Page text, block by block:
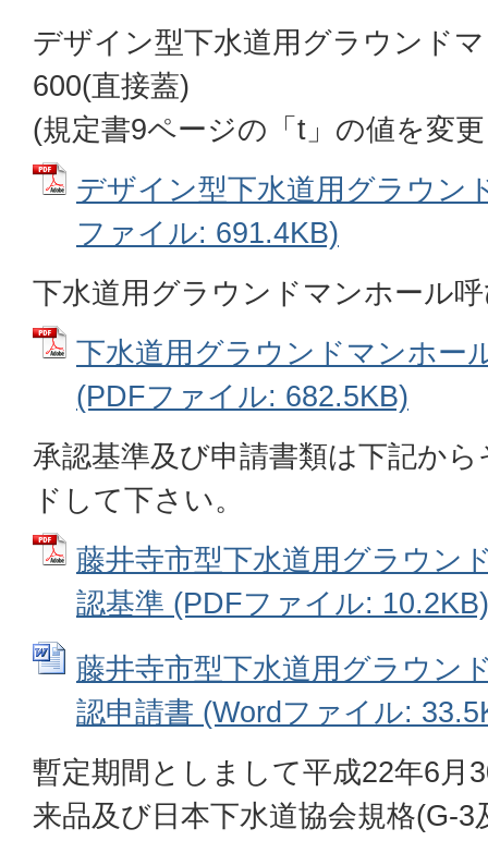
デザイン型下水道用グラウンド
600(直接蓋)
(規定書9ページの「t」の値を変
デザイン型下水道用グラウン
ファイル: 691.4KB)
下水道用グラウンドマンホール
下水道用グラウンドマンホー
(PDFファイル: 682.5KB)
承認基準及び申請書類は下記か
ドして下さい。
藤井寺市型下水道用グラウン
認基準 (PDFファイル: 10.2KB)
藤井寺市型下水道用グラウン
認申請書 (Wordファイル:
暫定期間としまして平成22年6月
来品及び日本下水道協会規格(G-